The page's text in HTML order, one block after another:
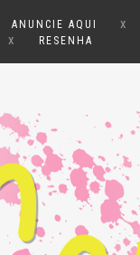
ANUNCIE AQUI x
x RESENHA